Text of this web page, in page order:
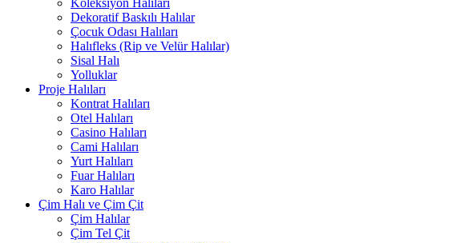
Koleksiyon Halıları
Dekoratif Baskılı Halılar
Çocuk Odası Halıları
Halıfleks (Rip ve Velür Halılar)
Sisal Halı
Yolluklar
Proje Halıları
Kontrat Halıları
Otel Halıları
Casino Halıları
Cami Halıları
Yurt Halıları
Fuar Halıları
Karo Halılar
Çim Halı ve Çim Çit
Çim Halılar
Çim Tel Çit